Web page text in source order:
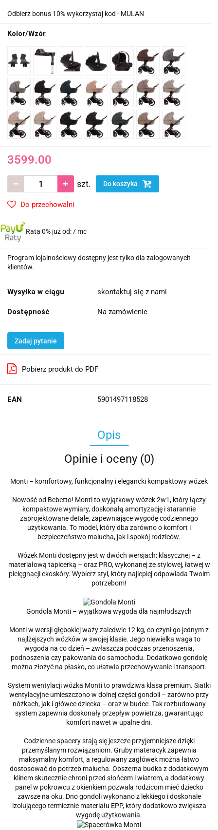
Odbierz bonus 10% wykorzystaj kod - MULAN
Kolor/Wzór
3599.00
szt. Do koszyka
Do przechowalni
Rata 0% już od:/ mc
Program lojalnościowy dostępny jest tylko dla zalogowanych
klientów.
Wysyłka w ciągu skontaktuj się z nami
Dostępność Na zamówienie
Zadaj pytanie
Pobierz produkt do PDF
EAN 5901497118528
Opis
Opinie i oceny (0)
Monti – komfortowy, funkcjonalny i elegancki kompaktowy wózek
Nowość od Bebetto! Monti to wyjątkowy wózek 2w1, który łączy
kompaktowe wymiary, doskonałą amortyzację i starannie
zaprojektowane detale, zapewniające wygodę codziennego
użytkowania. To model, który dba zarówno o komfort i
bezpieczeństwo malucha, jak i spokój rodziców.
Wózek Monti dostępny jest w dwóch wersjach: klasycznej – z
materiałową tapicerką – oraz PRO, wykonanej ze stylowej, łatwej w
pielęgnacji ekoskóry. Wybierz styl, który najlepiej odpowiada Twoim
potrzebom!
Gondola Monti – wyjątkowa wygoda dla najmłodszych
Monti w wersji głębokiej waży zaledwie 12 kg, co czyni go jednym z
najlżejszych wózków w swojej klasie. Jego niewielka waga to
wygoda na co dzień – zwłaszcza podczas przenoszenia,
podnoszenia czy pakowania do samochodu. Dodatkowo gondolę
można złożyć na płasko, co ułatwia przechowywanie i transport.
System wentylacji wózka Monti to prawdziwa klasa premium. Siatki
wentylacyjne umieszczono w dolnej części gondoli – zarówno przy
nóżkach, jak i główce dziecka – oraz w budce. Tak rozbudowany
system zapewnia doskonały przepływ powietrza, gwarantując
komfort nawet w upalne dni.
Codzienne spacery stają się jeszcze przyjemniejsze dzięki
przemyślanym rozwiązaniom. Gruby materacyk zapewnia
maksymalny komfort, a regulowany zagłówek można łatwo
dostosować do potrzeb malucha. Obszerna budka z dodatkowym
klinem skutecznie chroni przed słońcem i wiatrem, a dodatkowy
panel w pokrowcu z okienkiem pozwala rodzicom mieć dziecko
zawsze na oku. Dno gondoli wykonano z lekkiego i doskonale
izolującego termicznie materiału EPP, który dodatkowo zwiększa
wygodę użytkowania.